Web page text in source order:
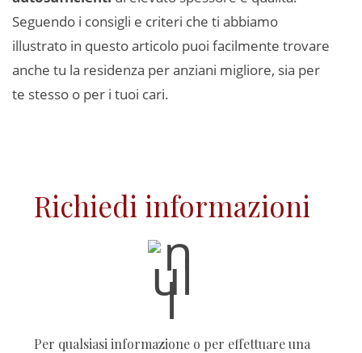
Seguendo i consigli e criteri che ti abbiamo
illustrato in questo articolo puoi facilmente trovare
anche tu la residenza per anziani migliore, sia per
te stesso o per i tuoi cari.
Richiedi informazioni
Per qualsiasi informazione o per effettuare una